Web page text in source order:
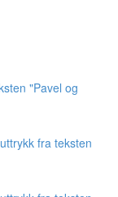
"Pavel og
fra teksten